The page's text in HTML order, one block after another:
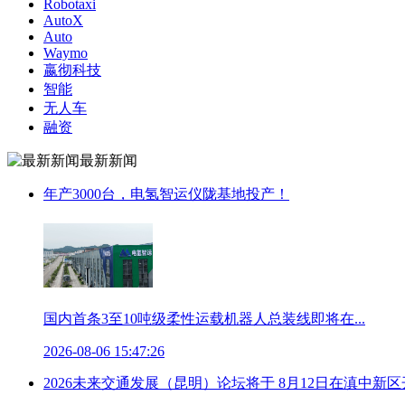
Robotaxi
AutoX
Auto
Waymo
嬴彻科技
智能
无人车
融资
最新新闻
年产3000台，电氢智运仪陇基地投产！
国内首条3至10吨级柔性运载机器人总装线即将在...
2026-08-06 15:47:26
2026未来交通发展（昆明）论坛将于 8月12日在滇中新区